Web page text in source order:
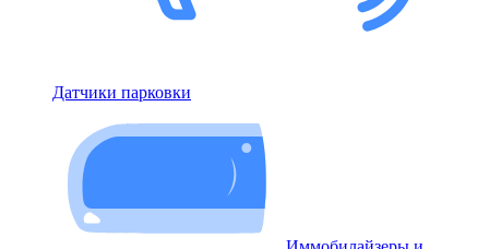
Датчики парковки